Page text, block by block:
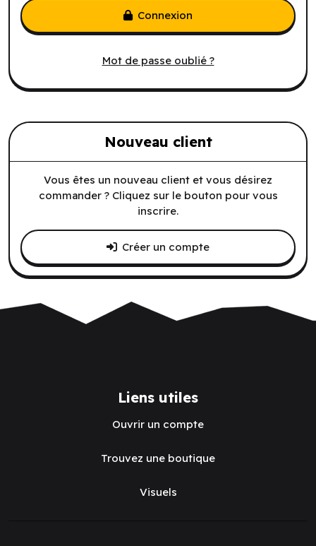
Mot de passe oublié ?
Connexion
Nouveau client
Vous êtes un nouveau client et vous désirez
commander ? Cliquez sur le bouton pour vous
inscrire.
Créer un compte
Liens utiles
Ouvrir un compte
Trouvez une boutique
Visuels